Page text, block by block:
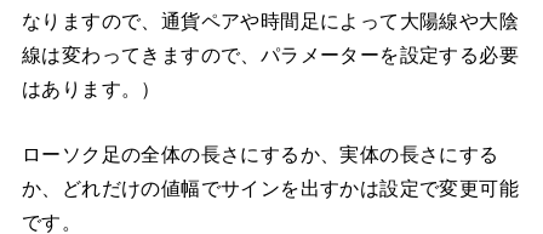
なりますので、通貨ペアや時間足によって大陽線や大陰
線は変わってきますので、パラメーターを設定する必要
はあります。）
ローソク足の全体の長さにするか、実体の長さにする
か、どれだけの値幅でサインを出すかは設定で変更可能
です。